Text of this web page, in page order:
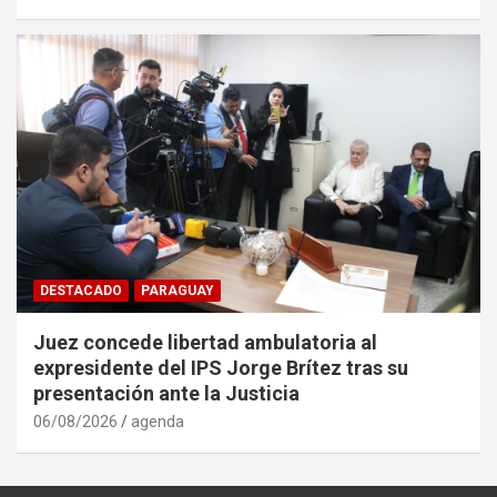
DESTACADO PARAGUAY
Juez concede libertad ambulatoria al
expresidente del IPS Jorge Brítez tras su
presentación ante la Justicia
06/08/2026 agenda